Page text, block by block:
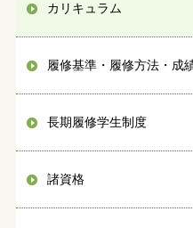
カリキュラム
履修基準・履修方法・成
長期履修学生制度
諸資格